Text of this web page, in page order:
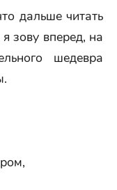
дальше читать
зову вперед, на
шедевра